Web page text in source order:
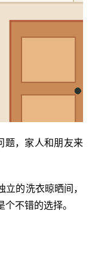
题，家人和朋友来
的洗衣晾晒间，
不错的选择。